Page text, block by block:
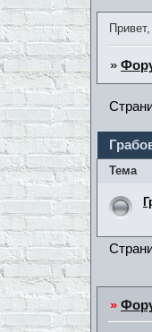
»
Тема
»